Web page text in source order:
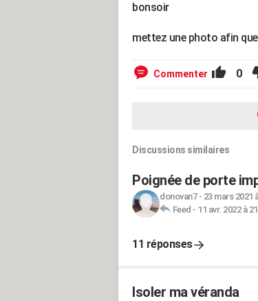
bonsoir
mettez une photo afin
Commenter 0
Discussions similaires
Poignée de porte
donovan7- 23 mars 2021
Feed - 11 avr. 2022 à
11 réponses
Isoler ma véranda